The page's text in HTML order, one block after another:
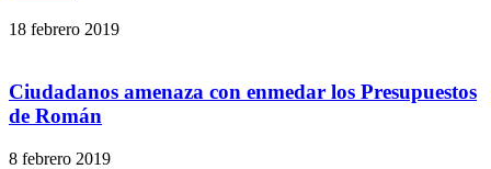
18 febrero 2019
Ciudadanos amenaza con enmedar los Presupuestos
de Román
8 febrero 2019